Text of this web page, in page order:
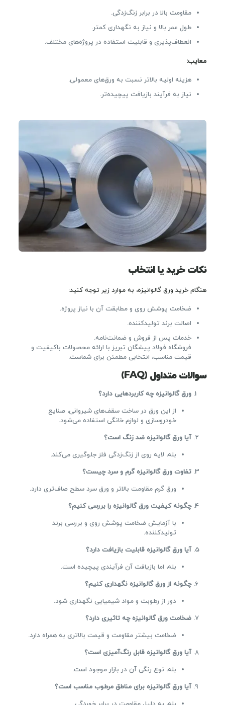
مقاومت بالا در برابر زنگ‌زدگی.
طول عمر بالا و نیاز به نگهداری کمتر.
انعطاف‌پذیری و قابلیت استفاده در پروژه‌های مختلف.
معایب:
هزینه اولیه بالاتر نسبت به ورق‌های معمولی.
نیاز به فرآیند بازیافت پیچیده‌تر.
نکات خرید یا انتخاب
هنگام خرید ورق گالوانیزه، به موارد زیر توجه کنید:
ضخامت پوشش روی و مطابقت آن با نیاز پروژه.
اصالت برند تولیدکننده.
خدمات پس از فروش و ضمانت‌نامه.
فروشگاه فولاد پیشگان تبریز با ارائه محصولات باکیفیت و
قیمت مناسب، انتخابی مطمئن برای شماست.
سوالات متداول (FAQ)
ورق گالوانیزه چه کاربردهایی دارد؟
از این ورق در ساخت سقف‌های شیروانی، صنایع
خودروسازی و لوازم خانگی استفاده می‌شود.
آیا ورق گالوانیزه ضد زنگ است؟
بله، لایه روی از زنگ‌زدگی فلز جلوگیری می‌کند.
تفاوت ورق گالوانیزه گرم و سرد چیست؟
ورق گرم مقاومت بالاتر و ورق سرد سطح صاف‌تری دارد.
چگونه کیفیت ورق گالوانیزه را بررسی کنیم؟
با آزمایش ضخامت پوشش روی و بررسی برند
تولیدکننده.
آیا ورق گالوانیزه قابلیت بازیافت دارد؟
بله، اما بازیافت آن فرآیندی پیچیده است.
چگونه از ورق گالوانیزه نگهداری کنیم؟
دور از رطوبت و مواد شیمیایی نگهداری شود.
ضخامت ورق گالوانیزه چه تاثیری دارد؟
ضخامت بیشتر مقاومت و قیمت بالاتری به همراه دارد.
آیا ورق گالوانیزه قابل رنگ‌آمیزی است؟
بله، نوع رنگی آن در بازار موجود است.
آیا ورق گالوانیزه برای مناطق مرطوب مناسب است؟